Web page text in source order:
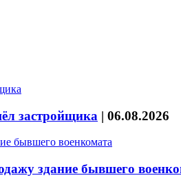
застройщика | 06.08.2026
здание бывшего